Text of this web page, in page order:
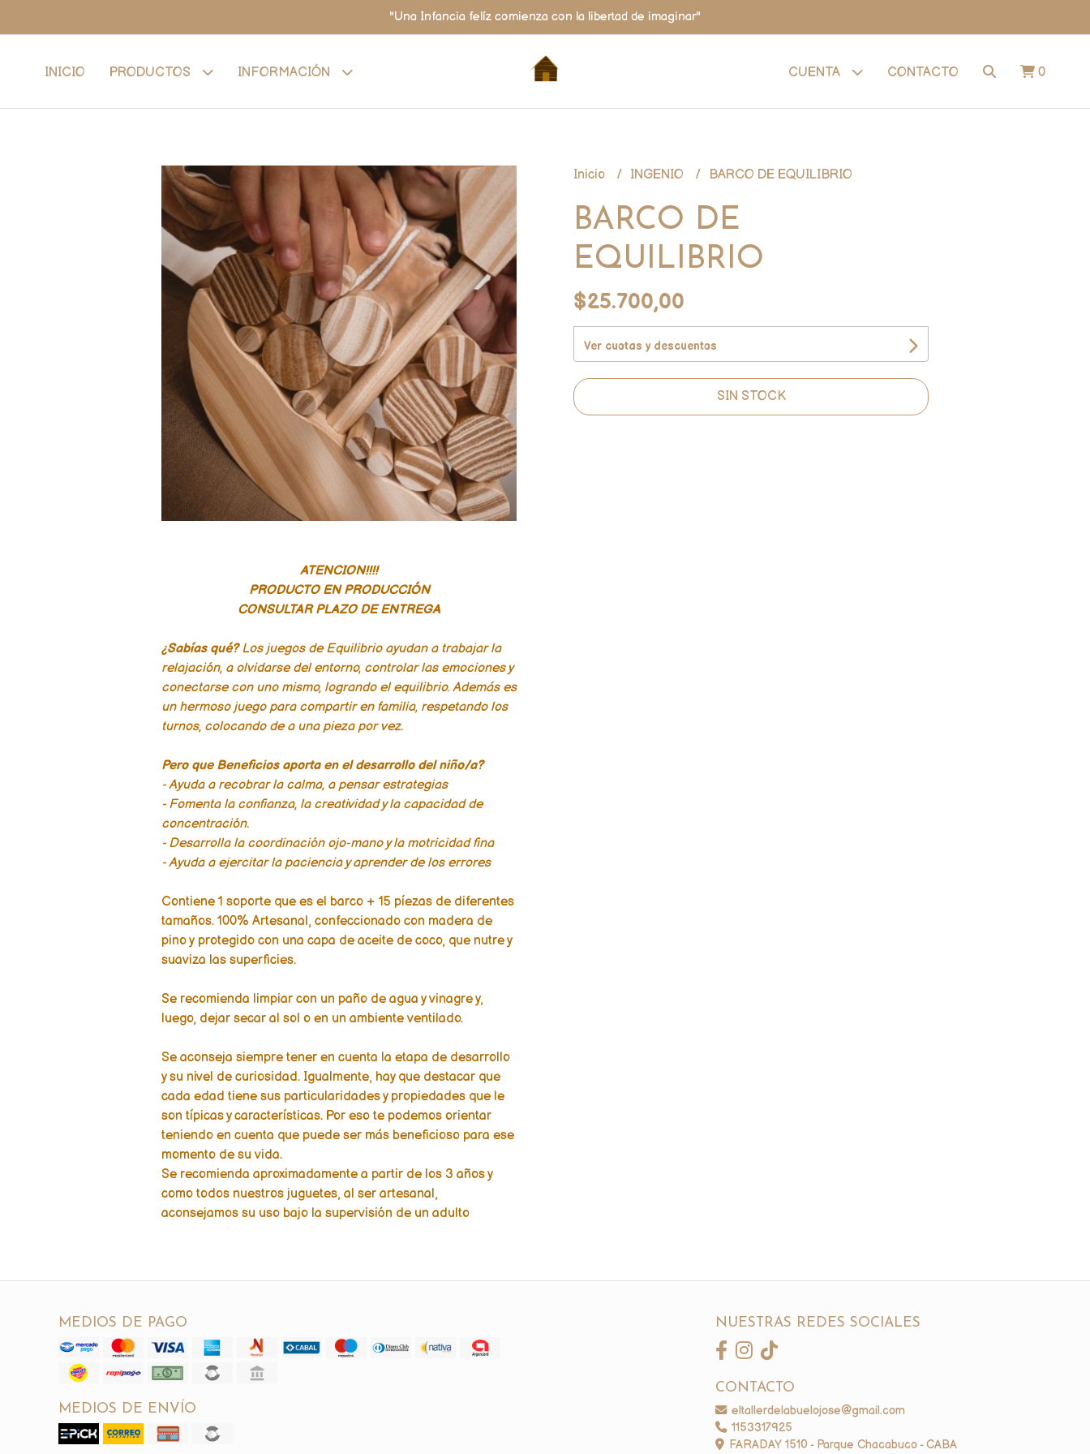
"Una Infancia felíz comienza con la libertad de imaginar"
INICIO PRODUCTOS INFORMACIÓN CUENTA CONTACTO 0
ATENCION!!!!
PRODUCTO EN PRODUCCIÓN
CONSULTAR PLAZO DE ENTREGA
¿Sabías qué?Los juegos de Equilibrio ayudan a trabajar la
relajación, a olvidarse del entorno, controlar las emociones y
conectarse con uno mismo, logrando el equilibrio. Además es
un hermoso juego para compartir en familia, respetando los
turnos, colocando de a una pieza por vez.
Pero que Beneficios aporta en el desarrollo del niño/a?
- Ayuda a recobrar la calma, a pensar estrategias
- Fomenta la confianza, la creatividad y la capacidad de
concentración.
- Desarrolla la coordinación ojo-mano y la motricidad fina
- Ayuda a ejercitar la paciencia y aprender de los errores
Contiene 1 soporte que es el barco + 15 píezas de diferentes
tamaños. 100% Artesanal, confeccionado con madera de
pino y protegido con una capa de aceite de coco, que nutre y
suaviza las superficies.
Se recomienda limpiar con un paño de agua y vinagre y,
luego, dejar secar al sol o en un ambiente ventilado.
Se aconseja siempre tener en cuenta la etapa de desarrollo
y su nivel de curiosidad. Igualmente, hay que destacar que
cada edad tiene sus particularidades y propiedades que le
son típicas y características. Por eso te podemos orientar
teniendo en cuenta que puede ser más beneficioso para ese
momento de su vida.
Se recomienda aproximadamente a partir de los 3 años y
como todos nuestros juguetes, al ser artesanal,
aconsejamos su uso bajo la supervisión de un adulto
Inicio INGENIO BARCO DE EQUILIBRIO
BARCO DE
EQUILIBRIO
$25.700,00
Ver cuotas y descuentos
SIN STOCK
MEDIOS DE PAGO
MEDIOS DE ENVÍO
NUESTRAS REDES SOCIALES
CONTACTO
eltallerdelabuelojose@gmail.com
1153317925
FARADAY 1510 - Parque Chacabuco - CABA